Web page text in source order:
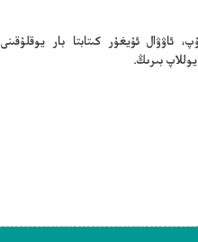
ئاۋۋال ئۇيغۇر كىتابتا بار يوقلۇقىنى
بىرىڭ.